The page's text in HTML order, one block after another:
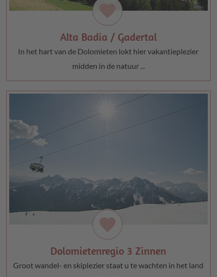
favorite
Alta Badia / Gadertal
In het hart van de Dolomieten lokt hier vakantieplezier
midden in de natuur ...
favorite
Dolomietenregio 3 Zinnen
Groot wandel- en skiplezier staat u te wachten in het land